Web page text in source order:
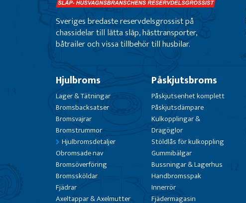
Sveriges bredaste reservdelsgrossist på
chassidelar till lätta släp, hästtransporter,
båtrailer och vissa tillbehör till husbilar.
Hjulbroms
Lager & Tätningar
Bromsbacksatser
Bromsvajrar
Bromstrummor
Hjulbromsdetaljer
Obromsade nav
Bromsöverföring
Bromssköldar
Fjädrar
Axeltappar & Axelmutter
Påskjutsbroms
Påskjutsenhet komplett
Påskjutsdämpare
Kulkopplingar &
Dragöglor
Stöldlås för kulkoppling
Gummibälgar
Bussningar & Lagerhus
Handbromsspak
Innerrör
Fjädermagasin